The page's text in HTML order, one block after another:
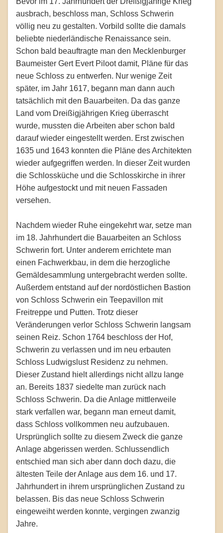
ausbrach, beschloss man, Schloss Schwerin
völlig neu zu gestalten. Vorbild sollte die damals
beliebte niederländische Renaissance sein.
Schon bald beauftragte man den Mecklenburger
Baumeister Gert Evert Piloot damit, Pläne für das
neue Schloss zu entwerfen. Nur wenige Zeit
später, im Jahr 1617, begann man dann auch
tatsächlich mit den Bauarbeiten. Da das ganze
Land vom Dreißigjährigen Krieg überrascht
wurde, mussten die Arbeiten aber schon bald
darauf wieder eingestellt werden. Erst zwischen
1635 und 1643 konnten die Pläne des Architekten
wieder aufgegriffen werden. In dieser Zeit wurden
die Schlossküche und die Schlosskirche in ihrer
Höhe aufgestockt und mit neuen Fassaden
versehen.
Nachdem wieder Ruhe eingekehrt war, setze man
im 18. Jahrhundert die Bauarbeiten an Schloss
Schwerin fort. Unter anderem errichtete man
einen Fachwerkbau, in dem die herzogliche
Gemäldesammlung untergebracht werden sollte.
Außerdem entstand auf der nordöstlichen Bastion
von Schloss Schwerin ein Teepavillon mit
Freitreppe und Putten. Trotz dieser
Veränderungen verlor Schloss Schwerin langsam
seinen Reiz. Schon 1764 beschloss der Hof,
Schwerin zu verlassen und im neu erbauten
Schloss Ludwigslust Residenz zu nehmen.
Dieser Zustand hielt allerdings nicht allzu lange
an. Bereits 1837 siedelte man zurück nach
Schloss Schwerin. Da die Anlage mittlerweile
stark verfallen war, begann man erneut damit,
dass Schloss vollkommen neu aufzubauen.
Ursprünglich sollte zu diesem Zweck die ganze
Anlage abgerissen werden. Schlussendlich
entschied man sich aber dann doch dazu, die
ältesten Teile der Anlage aus dem 16. und 17.
Jahrhundert in ihrem ursprünglichen Zustand zu
belassen. Bis das neue Schloss Schwerin
eingeweiht werden konnte, vergingen zwanzig
Jahre.